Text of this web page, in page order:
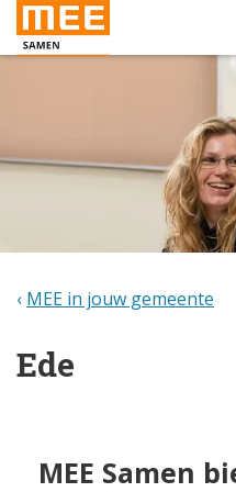
MEE in jouw gemeente
Ede
MEE Samen